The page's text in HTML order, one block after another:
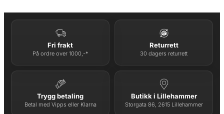
Fri frakt
På ordre over 1000,-*
Returrett
30 dagers returrett
Trygg betaling
Betal med Vipps eller Klarna
Butikk i Lillehammer
Storgata 86, 2615 Lillehammer